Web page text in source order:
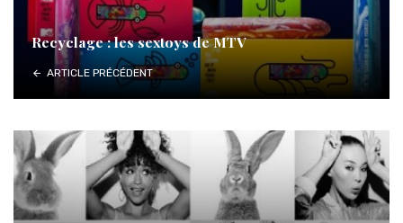
Recyclage : les sextoys de MTV
ARTICLE PRÉCÉDENT